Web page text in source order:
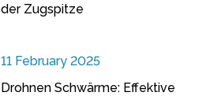
der Zugspitze
11 February 2025
Drohnen Schwärme: Effektive